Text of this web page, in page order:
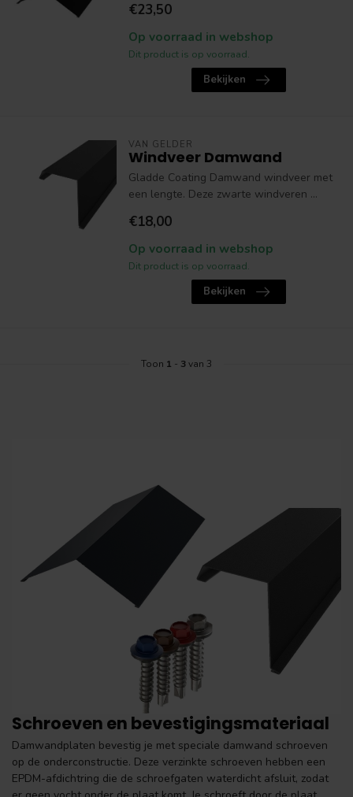
€23,50
Op voorraad in webshop
Dit product is op voorraad.
Bekijken
VAN GELDER
Windveer Damwand
Gladde Coating Damwand windveer met
een lengte. Deze zwarte windveren ...
€18,00
Op voorraad in webshop
Dit product is op voorraad.
Bekijken
Toon 1 - 3van 3
Schroeven en bevestigingsmateriaal
Damwandplaten bevestig je met speciale damwand schroeven
op de onderconstructie. Deze verzinkte schroeven hebben een
EPDM-afdichtring die de schroefgaten waterdicht afsluit, zodat